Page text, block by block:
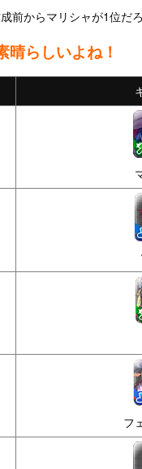
前からマリシャが1位だ
晴らしいよね！
フ